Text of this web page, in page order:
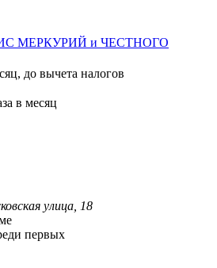
МЕРКУРИЙ и ЧЕСТНОГО
до вычета налогов
в месяц
улица, 18
первых